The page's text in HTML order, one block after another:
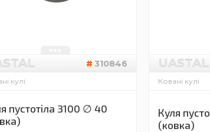
310846
кулі
пустотіла 3100 ∅ 40
UASTAL
Ковані кулі
Куля
(ковка)